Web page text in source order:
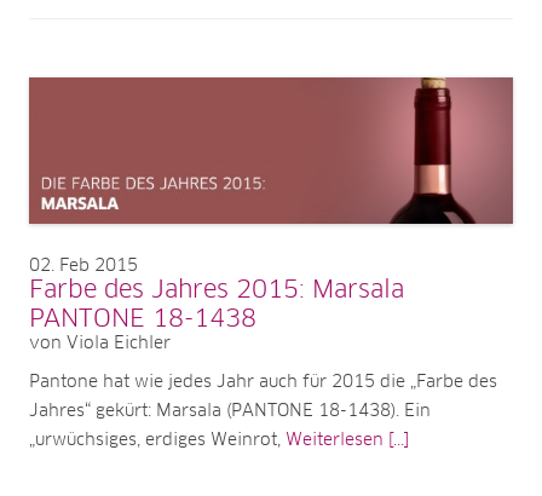
02 Feb 2015
Farbe des Jahres 2015: Marsala
PANTONE 18-1438
von Viola Eichler
Pantone hat wie jedes Jahr auch für 2015 die „Farbe des
Jahres“ gekürt: Marsala (PANTONE 18-1438). Ein
„urwüchsiges, erdiges Weinrot, Weiterlesen [...]